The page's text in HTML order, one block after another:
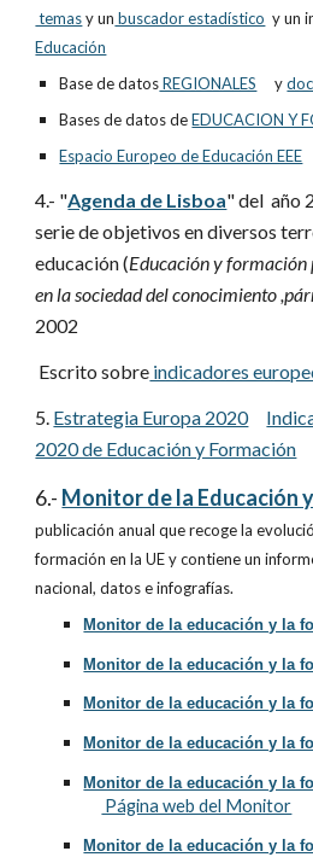
temasy un buscador estadístico y un
Educación
Base de datosREGIONALES y
Bases de datos deEDUCACION Y
Espacio Europeo de Educación EEE
4.- "Agenda de Lisboa" del año
serie de objetivos en diversos
educación (Educación y
en la sociedad del conocimiento
2002
Escrito sobre indicadores
5. Estrategia Europa 2020
2020 de Educación y Formación
6.- Monitor de la Educación
publicación anual que recoge la
formación en la UE y contiene un
nacional, datos e infografías.
Monitor de la educación y la
Monitor de la educación y la
Monitor de la educación y la
Monitor de la educación y la
Monitor de la educación y la
Página web del Monitor
Monitor de la educación y la